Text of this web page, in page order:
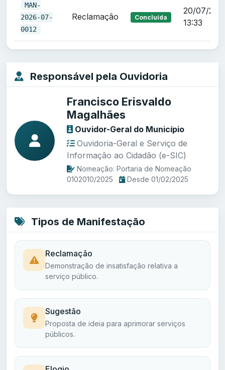
MAN-
2026-07-
0012
Reclamação Concluída
20/07/
13:33
Responsável pela Ouvidoria
Francisco Erisvaldo
Magalhães
Ouvidor-Geral do Município
Ouvidoria-Geral e Serviço de
Informação ao Cidadão (e-SIC)
Nomeação: Portaria de Nomeação
0102010/2025
Desde 01/02/2025
Tipos de Manifestação
Reclamação
Demonstração de insatisfação relativa a
serviço público.
Sugestão
Proposta de ideia para aprimorar serviços
públicos.